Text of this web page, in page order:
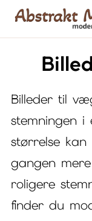
Spring
Billeder til
stemningen
størrelse
gangen
roligere
finder du